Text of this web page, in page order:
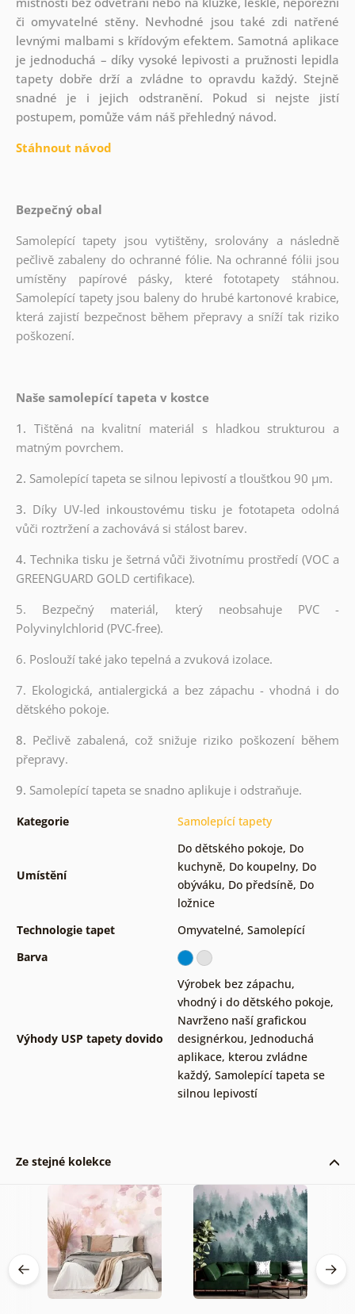
či omyvatelné stěny. Nevhodné jsou také zdi natřené
levnými malbami s křídovým efektem. Samotná aplikace
je jednoduchá – díky vysoké lepivosti a pružnosti lepidla
tapety dobře drží a zvládne to opravdu každý. Stejně
snadné je i jejich odstranění. Pokud si nejste jistí
postupem, pomůže vám náš přehledný návod.
Stáhnout návod
Bezpečný obal
Samolepící tapety jsou vytištěny, srolovány a následně
pečlivě zabaleny do ochranné fólie. Na ochranné fólii jsou
umístěny papírové pásky, které fototapety stáhnou.
Samolepící tapety jsou baleny do hrubé kartonové krabice,
která zajistí bezpečnost během přepravy a sníží tak riziko
poškození.
Naše samolepící tapeta v kostce
1. Tištěná na kvalitní materiál s hladkou strukturou a
matným povrchem.
2. Samolepící tapeta se silnou lepivostí a tloušťkou 90 µm.
3. Díky UV-led inkoustovému tisku je fototapeta odolná
vůči roztržení a zachovává si stálost barev.
4. Technika tisku je šetrná vůči životnímu prostředí (VOC a
GREENGUARD GOLD certifikace).
5. Bezpečný materiál, který neobsahuje PVC -
Polyvinylchlorid (PVC-free).
6. Poslouží také jako tepelná a zvuková izolace.
7. Ekologická, antialergická a bez zápachu - vhodná i do
dětského pokoje.
8. Pečlivě zabalená, což snižuje riziko poškození během
přepravy.
9. Samolepící tapeta se snadno aplikuje i odstraňuje.
Kategorie Samolepící tapety
Umístění
Do dětského pokoje, Do
kuchyně, Do koupelny, Do
obýváku, Do předsíně, Do
ložnice
Technologie tapet
Omyvatelné, Samolepící
Barva
Výhody USP tapety dovido
Výrobek bez zápachu,
vhodný i do dětského pokoje,
Navrženo naší grafickou
designérkou, Jednoduchá
aplikace, kterou zvládne
každý, Samolepící tapeta se
silnou lepivostí
Ze stejné kolekce